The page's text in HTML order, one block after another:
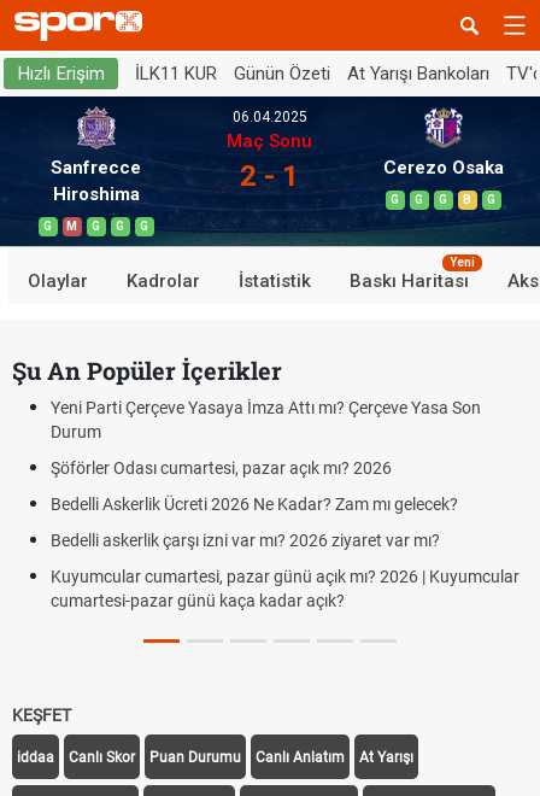
Hızlı Erişim İLK11 KUR Günün Özeti At Yarışı Bankoları
Sanfrecce
Hiroshima
G M G G G
06.04.2025
Maç Sonu
2 - 1 Cerezo Osaka
G G G B G
Olaylar Kadrolar İstatistik Baskı Haritası
Yeni
Şu An Popüler İçerikler
Yeni Parti Çerçeve Yasaya İmza Attı mı? Çerçeve Yasa Son
Durum
Şöförler Odası cumartesi, pazar açık mı? 2026
Bedelli Askerlik Ücreti 2026 Ne Kadar? Zam mı gelecek?
Bedelli askerlik çarşı izni var mı? 2026 ziyaret var mı?
Kuyumcular cumartesi, pazar günü açık mı? 2026 | Kuyumcular
cumartesi-pazar günü kaça kadar açık?
KEŞFET
iddaa Canlı Skor Puan Durumu Canlı Anlatım At Yarışı